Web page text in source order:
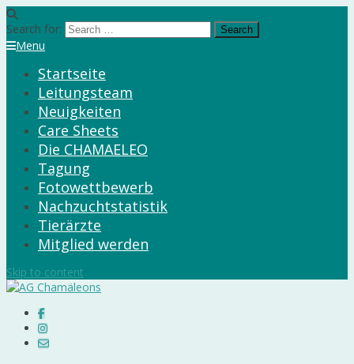
Search for:
Menu
Startseite
Leitungsteam
Neuigkeiten
Care Sheets
Die CHAMAELEO
Tagung
Fotowettbewerb
Nachzuchtstatistik
Tierärzte
Mitglied werden
Skip to content